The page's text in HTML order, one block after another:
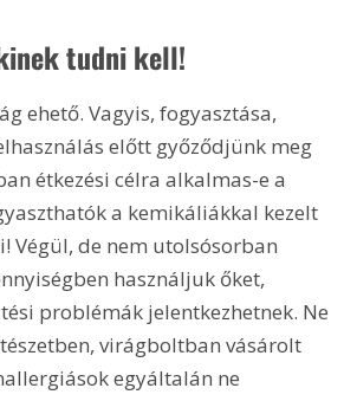
tudni kell!
ehető. Vagyis, fogyasztása,
előtt győződjünk meg
étkezési célra alkalmas-e a
a ke­mikáliákkal kezelt
Végül, de nem utolsósorban
használjuk őket,
problémák jelentkezhetnek. Ne
virágboltban vásárolt
egyáltalán ne